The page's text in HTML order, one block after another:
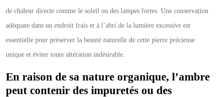
de chaleur directe comme le soleil ou des lampes fortes. Une conservation
adéquate dans un endroit frais et à l’abri de la lumière excessive est
essentielle pour préserver la beauté naturelle de cette pierre précieuse
unique et éviter toute altération indésirable.
En raison de sa nature organique, l’ambre
peut contenir des impuretés ou des